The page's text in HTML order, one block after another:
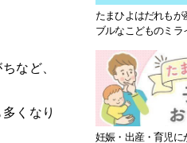
など、
くなり
たまひよはだれも
ブルなこどものミ
妊娠・出産・育児